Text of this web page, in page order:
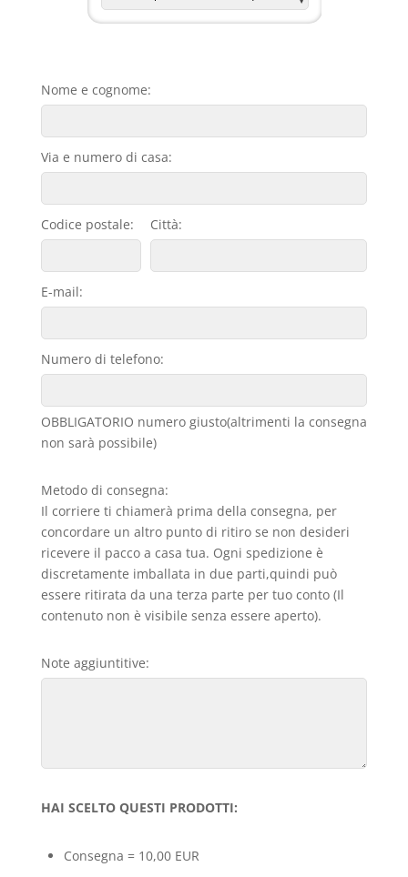
Nome e cognome:
Via e numero di casa:
Codice postale: Città:
E-mail:
Numero di telefono:
OBBLIGATORIO numero giusto(altrimenti la consegna
non sarà possibile)
Metodo di consegna:
Il corriere ti chiamerà prima della consegna, per
concordare un altro punto di ritiro se non desideri
ricevere il pacco a casa tua. Ogni spedizione è
discretamente imballata in due parti,quindi può
essere ritirata da una terza parte per tuo conto (Il
contenuto non è visibile senza essere aperto).
Note aggiuntitive:
HAI SCELTO QUESTI PRODOTTI:
Consegna = 10,00 EUR